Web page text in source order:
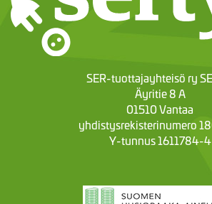
SER-tuottajayhteisö ry
Äyritie 8 A
01510 Vantaa
yhdistysrekisterinumero
Y-tunnus 1611784-4